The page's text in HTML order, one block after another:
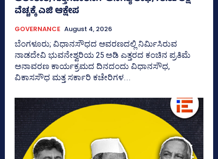
ವೆಚ್ಚಕ್ಕೆ ಎಜಿ ಆಕ್ಷೇಪ
GOVERNANCE August 4, 2026
ಬೆಂಗಳೂರು; ವಿಧಾನಸೌಧದ ಆವರಣದಲ್ಲಿ ನಿರ್ಮಿಸಿರುವ
ನಾಡದೇವಿ ಭುವನೇಶ್ವರಿಯ 25 ಅಡಿ ಎತ್ತರದ ಕಂಚಿನ ಪ್ರತಿಮೆ
ಅನಾವರಣ ಕಾರ್ಯಕ್ರಮದ ದಿನದಂದು ವಿಧಾನಸೌಧ,
ವಿಕಾಸಸೌಧ ಮತ್ತ ಸರ್ಕಾರಿ ಕಚೇರಿಗಳ...